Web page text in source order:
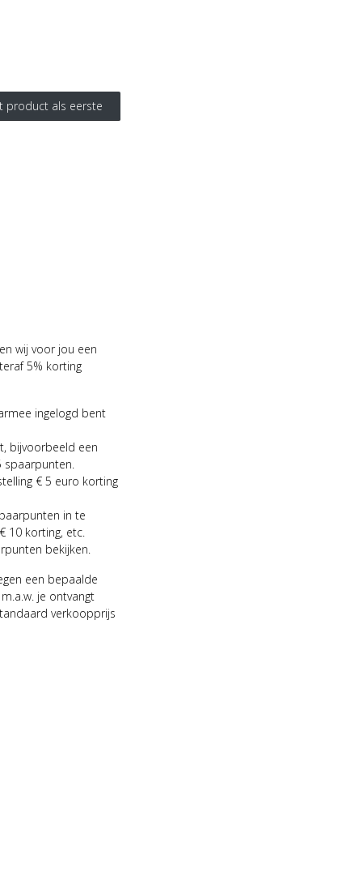
product als eerste
wij voor jou een
5% korting
ingelogd bent
bijvoorbeeld een
spaarpunten.
€ 5 euro korting
in te
10 korting, etc.
bekijken.
een bepaalde
je ontvangt
verkoopprijs